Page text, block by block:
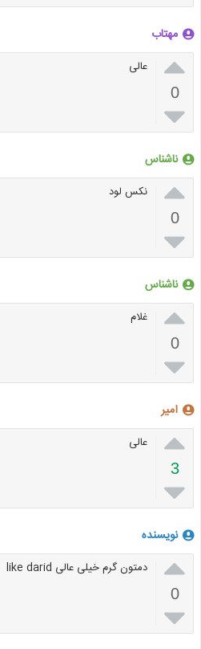
مهتاب

0

عالی
ناشناس

0

نکس لود
ناشناس

0

غلام
امیر

3

عالی
نویسنده

0

دمتون گرم خیلی عالی like darid